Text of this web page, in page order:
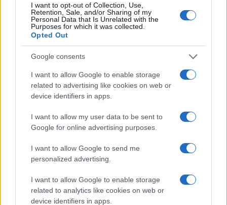
I want to opt-out of Collection, Use,
Retention, Sale, and/or Sharing of my
Personal Data that Is Unrelated with the
Purposes for which it was collected.
Opted Out
Google consents
I want to allow Google to enable storage
related to advertising like cookies on web or
device identifiers in apps.
I want to allow my user data to be sent to
Google for online advertising purposes.
I want to allow Google to send me
personalized advertising.
I want to allow Google to enable storage
related to analytics like cookies on web or
device identifiers in apps.
Guía para definir intereses y
competencias en carreras STEAM
Identifica tus intereses y competencias en datos, IA,…
CIENCIA Y TECNOLOGÍA